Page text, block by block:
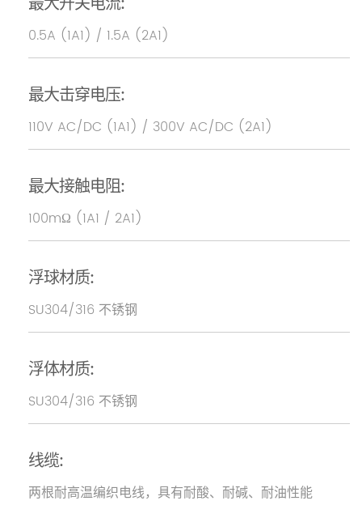
0.5A (1A1) / 1.5A (2A1)
最大击穿电压:
110V AC/DC (1A1) / 300V AC/DC (2A1)
最大接触电阻:
100mΩ (1A1 / 2A1)
浮球材质:
SU304/316 不锈钢
浮体材质:
SU304/316 不锈钢
线缆:
两根耐高温编织电线，具有耐酸、耐碱、耐油性能